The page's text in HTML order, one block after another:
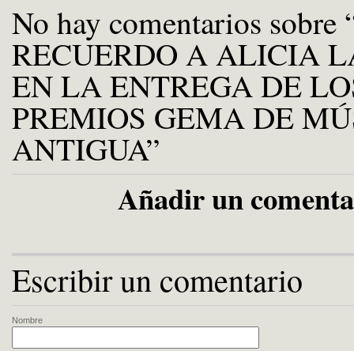
No hay comentarios
RECUERDO A ALICIA
EN LA ENTREGA DE
PREMIOS GEMA DE
ANTIGUA”
Añadir un
Escribir un comentario
Nombre